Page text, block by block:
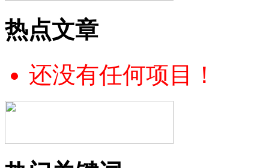
热点文章
还没有任何项目！